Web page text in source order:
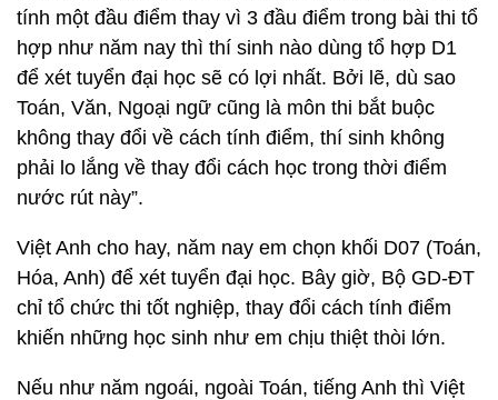
tính một đầu điểm thay vì 3 đầu điểm trong bài thi tổ
hợp như năm nay thì thí sinh nào dùng tổ hợp D1
để xét tuyển đại học sẽ có lợi nhất. Bởi lẽ, dù sao
Toán, Văn, Ngoại ngữ cũng là môn thi bắt buộc
không thay đổi về cách tính điểm, thí sinh không
phải lo lắng về thay đổi cách học trong thời điểm
nước rút này”.
Việt Anh cho hay, năm nay em chọn khối D07 (Toán,
Hóa, Anh) để xét tuyển đại học. Bây giờ, Bộ GD-ĐT
chỉ tổ chức thi tốt nghiệp, thay đổi cách tính điểm
khiến những học sinh như em chịu thiệt thòi lớn.
Nếu như năm ngoái, ngoài Toán, tiếng Anh thì Việt